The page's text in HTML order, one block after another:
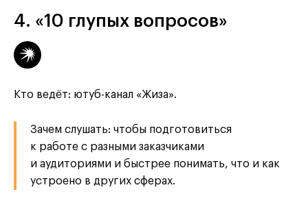
4. «10 глупых вопросов»
Кто ведёт: ютуб-канал «Жиза».
Зачем слушать: чтобы подготовиться
к работе с разными заказчиками
и аудиториями и быстрее понимать, что и как
устроено в других сферах.